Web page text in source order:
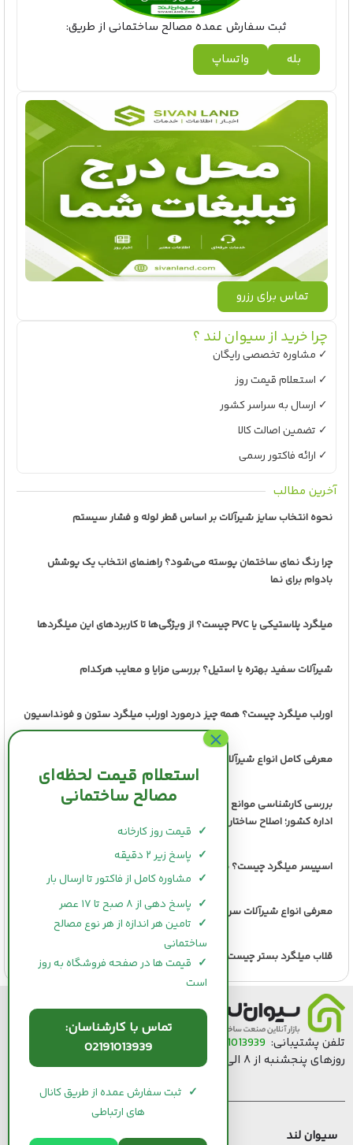
ثبت سفارش عمده مصالح ساختمانی از طریق:
بله
واتساپ
تماس برای رزرو
چرا خرید از سیوان لند ؟
✓ مشاوره تخصصی رایگان
✓ استعلام قیمت روز
✓ ارسال به سراسر کشور
✓ تضمین اصالت کالا
✓ ارائه فاکتور رسمی
آخرین مطالب
نحوه انتخاب سایز شیرآلات بر اساس قطر لوله و فشار سیستم
چرا رنگ نمای ساختمان پوسته می‌شود؟ راهنمای انتخاب یک پوشش
بادوام برای نما
میلگرد پلاستیکی یا PVC چیست؟ از ویژگی‌ها تا کاربردهای این میلگردها
شیرآلات سفید بهتره یا استیل؟ بررسی مزایا و معایب هرکدام
اورلب میلگرد چیست؟ همه چیز درمورد اورلب میلگرد ستون و فونداسیون
معرفی کامل انواع شیرآلات صنعتی+ بررسی کاربرد آنها
بررسی کارشناسی موانع تولید مسکن و ضرورت اصلاح ساختار هزینه‌های
اداره کشور؛ اصلاح ساختار دولت، پیش‌شرط تولید مسکن ارزان‌تر
اسپیسر میلگرد چیست؟ معرفی انواع و بررسی مزایای هریک
معرفی انواع شیرآلات سرویس بهداشتی + بررسی هر مدل
قلاب میلگرد بستر چیست و چه کاربردهایی دارد؟
تلفن پشتیبانی: 02191013939
روزهای پنجشنبه از ۸ الی ۱۲:۳۰ پاسخگوی شما هستیم.)
سیوان لند قیمت مصالح ساختمانی
استعلام قیمت لحظه‌ای
مصالح ساختمانی
✓ قیمت روز کارخانه
✓ پاسخ زیر ۲ دقیقه
✓ مشاوره کامل از فاکتور تا ارسال بار
✓ پاسخ دهی از ۸ صبح تا ۱۷ عصر
✓ تامین هر اندازه از هر نوع مصالح
ساختمانی
✓ قیمت ها در صفحه فروشگاه به روز
است
تماس با کارشناسان:
02191013939
✓ ثبت سفارش عمده از طریق کانال
های ارتباطی